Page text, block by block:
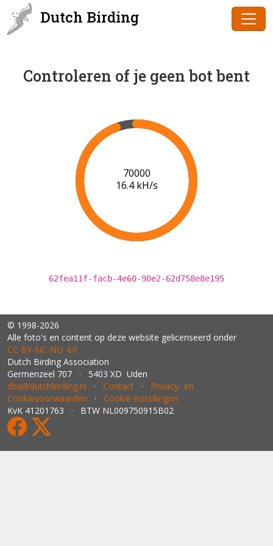
Dutch Birding
Controleren of je geen bot bent
71000
16.5 kH/s
62fea11f-facb-4e60-90e2-62d758e8e195
© 1998-2026
Alle foto's en content op deze website gelicenseerd onder
CC BY‑NC‑ND 4.0
Dutch Birding Association
Germenzeel 707 · 5403 XD Uden
dba@dutchbirding.nl · Contact · Privacy- en
Cookievoorwaarden · Cookie-instellingen
KvK 41201763 · BTW NL009750915B02